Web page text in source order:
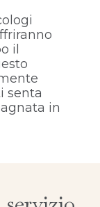
il
senta
in